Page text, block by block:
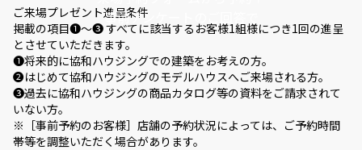
事前アンケートのご回答で
ご来場プレゼント進呈条件
掲載の項目❶～❸ すべてに該当するお客様1組様につき1回の進呈
とさせていただきます。
❶将来的に協和ハウジングでの建築をお考えの方。
❷はじめて協和ハウジングのモデルハウスへご来場される方。
❸過去に協和ハウジングの商品カタログ等の資料をご請求されて
いない方。
※［事前予約のお客様］店舗の予約状況によっては、ご予約時間
帯等を調整いただく場合があります。